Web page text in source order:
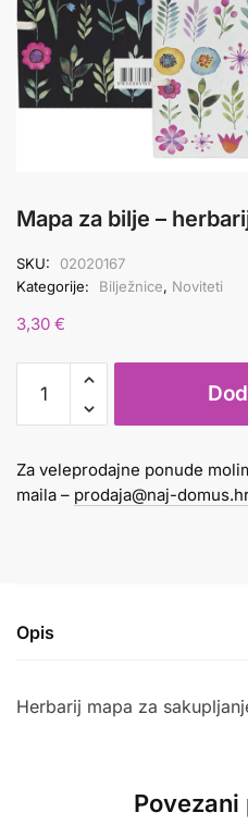
Mapa za bilje –
SKU:
02020167
Kategorije:
Bilježnice, Noviteti
3,30 €
bilje
herbarij
količina
Za veleprodajne ponude
maila – prodaja@naj-
Opis
Herbarij mapa za